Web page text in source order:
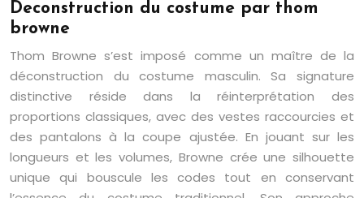
Deconstruction du costume par thom
browne
Thom Browne s’est imposé comme un maître de la
déconstruction du costume masculin. Sa signature
distinctive réside dans la réinterprétation des
proportions classiques, avec des vestes raccourcies et
des pantalons à la coupe ajustée. En jouant sur les
longueurs et les volumes, Browne crée une silhouette
unique qui bouscule les codes tout en conservant